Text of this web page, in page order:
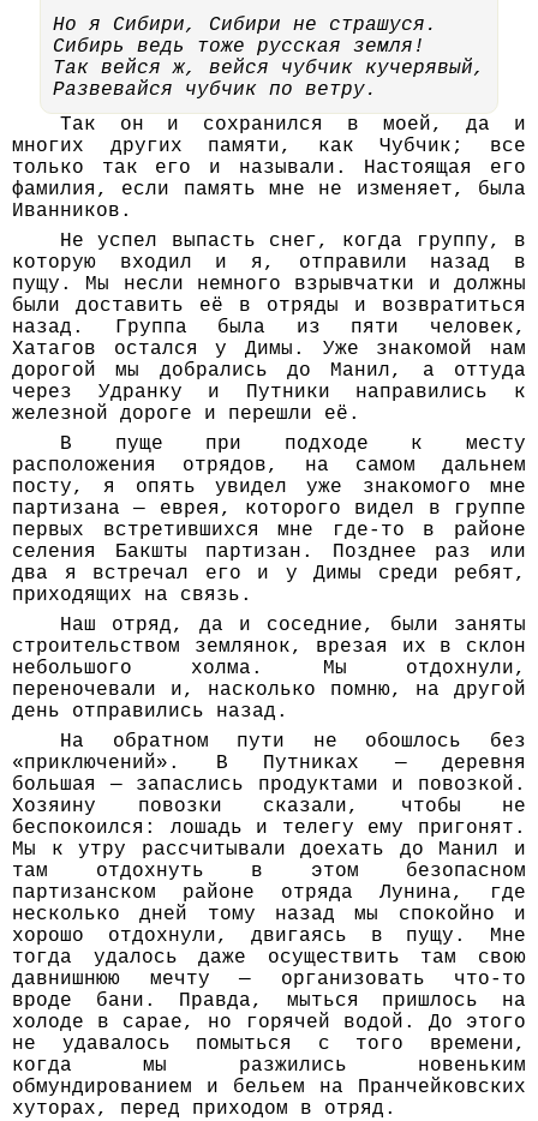
Но я Сибири, Сибири не страшуся.
Сибирь ведь тоже русская земля!
Так вейся ж, вейся чубчик кучерявый,
Так он и сохранился в моей, да и
многих других памяти, как Чубчик; все
только так его и называли. Настоящая его
фамилия, если память мне не изменяет, была
Иванников.
Не успел выпасть снег, когда группу, в
которую входил и я, отправили назад в
пущу. Мы несли немного взрывчатки и должны
были доставить её в отряды и возвратиться
назад. Группа была из пяти человек,
Хатагов остался у Димы. Уже знакомой нам
дорогой мы добрались до Манил, а оттуда
через Удранку и Путники направились к
железной дороге и перешли её.
В пуще при подходе к месту
расположения отрядов, на самом дальнем
посту, я опять увидел уже знакомого мне
партизана — еврея, которого видел в группе
первых встретившихся мне где-то в районе
селения Бакшты партизан. Позднее раз или
два я встречал его и у Димы среди ребят,
приходящих на связь.
Наш отряд, да и соседние, были заняты
строительством землянок, врезая их в склон
небольшого холма. Мы отдохнули,
переночевали и, насколько помню, на другой
день отправились назад.
На обратном пути не обошлось без
«приключений». В Путниках — деревня
большая — запаслись продуктами и повозкой.
Хозяину повозки сказали, чтобы не
беспокоился: лошадь и телегу ему пригонят.
Мы к утру рассчитывали доехать до Манил и
там отдохнуть в этом безопасном
партизанском районе отряда Лунина, где
несколько дней тому назад мы спокойно и
хорошо отдохнули, двигаясь в пущу. Мне
тогда удалось даже осуществить там свою
давнишнюю мечту — организовать что-то
вроде бани. Правда, мыться пришлось на
холоде в сарае, но горячей водой. До этого
не удавалось помыться с того времени,
когда мы разжились новеньким
обмундированием и бельем на Пранчейковских
хуторах, перед приходом в отряд.